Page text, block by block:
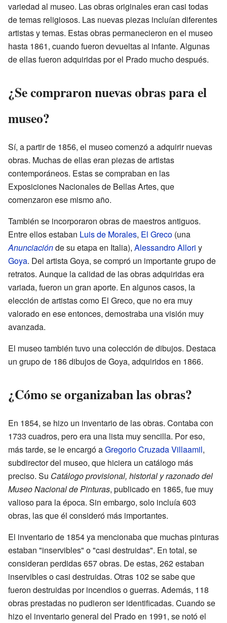
variedad al museo. Las obras originales eran casi todas
de temas religiosos. Las nuevas piezas incluían diferentes
artistas y temas. Estas obras permanecieron en el museo
hasta 1861, cuando fueron devueltas al infante. Algunas
de ellas fueron adquiridas por el Prado mucho después.
¿Se compraron nuevas obras para el
museo?
Sí, a partir de 1856, el museo comenzó a adquirir nuevas
obras. Muchas de ellas eran piezas de artistas
contemporáneos. Estas se compraban en las
Exposiciones Nacionales de Bellas Artes, que
comenzaron ese mismo año.
También se incorporaron obras de maestros antiguos.
Entre ellos estaban Luis de Morales, El Greco (una
Anunciaciónde su etapa en Italia), Alessandro Allori y
Goya. Del artista Goya, se compró un importante grupo de
retratos. Aunque la calidad de las obras adquiridas era
variada, fueron un gran aporte. En algunos casos, la
elección de artistas como El Greco, que no era muy
valorado en ese entonces, demostraba una visión muy
avanzada.
El museo también tuvo una colección de dibujos. Destaca
un grupo de 186 dibujos de Goya, adquiridos en 1866.
¿Cómo se organizaban las obras?
En 1854, se hizo un inventario de las obras. Contaba con
1733 cuadros, pero era una lista muy sencilla. Por eso,
más tarde, se le encargó aGregorio Cruzada Villaamil,
subdirector del museo, que hiciera un catálogo más
preciso. Su Catálogo provisional, historial y razonado del
Museo Nacional de Pinturas, publicado en 1865, fue muy
valioso para la época. Sin embargo, solo incluía 603
obras, las que él consideró más importantes.
El inventario de 1854 ya mencionaba que muchas pinturas
estaban "inservibles" o "casi destruidas". En total, se
consideran perdidas 657 obras. De estas, 262 estaban
inservibles o casi destruidas. Otras 102 se sabe que
fueron destruidas por incendios o guerras. Además, 118
obras prestadas no pudieron ser identificadas. Cuando se
hizo el inventario general del Prado en 1991, se notó el